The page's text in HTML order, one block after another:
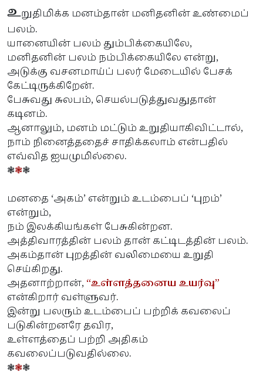
உறுதிமிக்க மனம்தான் மனிதனின் உண்மைப்
பலம்.
யானையின் பலம் தும்பிக்கையிலே,
மனிதனின் பலம் நம்பிக்கையிலே என்று,
அடுக்கு வசனமாய்ப் பலர் மேடையில் பேசக்
கேட்டிருக்கிறேன்.
பேசுவது சுலபம், செயல்படுத்துவதுதான்
கடினம்.
ஆனாலும், மனம் மட்டும் உறுதியாகிவிட்டால்,
நாம் நினைத்ததைச் சாதிக்கலாம் என்பதில்
எவ்வித ஐயமுமில்லை.
❃❃❃
மனதை ‘அகம்’ என்றும் உடம்பைப் ‘புறம்’
என்றும்,
நம் இலக்கியங்கள் பேசுகின்றன.
அத்திவாரத்தின் பலம் தான் கட்டிடத்தின் பலம்.
அகம்தான் புறத்தின் வலிமையை உறுதி
செய்கிறது.
அதனாற்றான், “உள்ளத்தனைய உயர்வு”
என்கிறார் வள்ளுவர்.
இன்று பலரும் உடம்பைப் பற்றிக் கவலைப்
படுகின்றனரே தவிர,
உள்ளத்தைப் பற்றி அதிகம்
கவலைப்படுவதில்லை.
❃❃❃